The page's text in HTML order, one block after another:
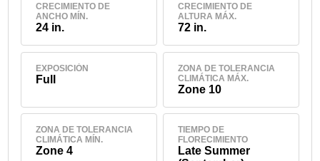
CRECIMIENTO DE
ANCHO MÍN.
24 in.
CRECIMIENTO DE
ALTURA MÁX.
72 in.
EXPOSICIÓN
Full
ZONA DE TOLERANCIA
CLIMÁTICA MÁX.
Zone 10
ZONA DE TOLERANCIA
CLIMÁTICA MÍN.
Zone 4
TIEMPO DE
FLORECIMIENTO
Late Summer